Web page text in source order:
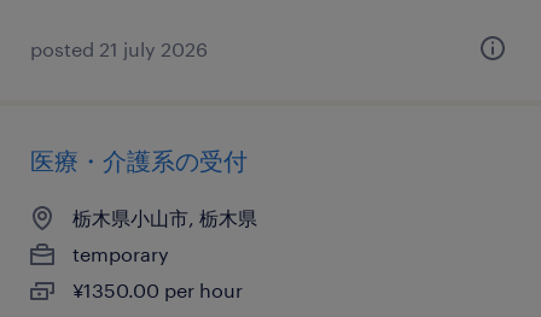
posted 21 july 2026
医療・介護系の受付
栃木県小山市, 栃木県
temporary
¥1350.00 per hour